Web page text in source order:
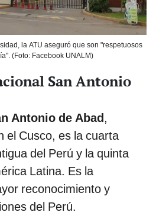
la ATU aseguró que son "respetuosos
(Foto: Facebook UNALM)
San Antonio
Antonio de Abad,
el Cusco, es la cuarta
del Perú y la quinta
Latina. Es la
reconocimiento y
del Perú.